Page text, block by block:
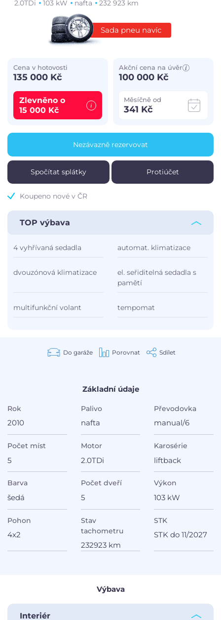
2.0TDi 103 kW nafta 232 923 km
Koupeno nové v ČR
Sada pneu navíc
Měsíčně od
341 Kč
Akční cena na úvěr
100 000 Kč
Zlevněno o
15 000 Kč
Cena v hotovosti
135 000 Kč
Spočítat splátky Protiúčet
Nezávazně rezervovat
TOP výbava
4 vyhřívaná sedadla automat. klimatizace
dvouzónová klimatizace
el. seřiditelná sedadla s
pamětí
multifunkční volant tempomat
Do garáže Porovnat Sdílet
Základní údaje
Rok
2010
Palivo
nafta
Převodovka
manual/6
Počet míst
5
Motor
2.0TDi
Karosérie
liftback
Barva
šedá
Počet dveří
5
Výkon
103 kW
Pohon
4x2
Stav
tachometru
232923 km
STK
STK do 11/2027
Výbava
Interiér